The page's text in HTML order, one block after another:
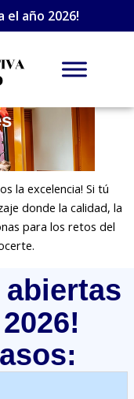
el año 2026!
la excelencia! Si tú
donde la calidad, la
para los retos del
abiertas